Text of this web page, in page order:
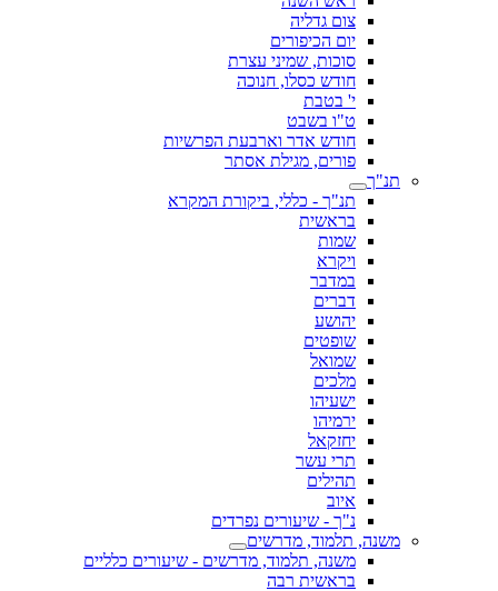
צום גדליה
יום הכיפורים
סוכות, שמיני עצרת
חודש כסלו, חנוכה
י' בטבת
ט"ו בשבט
חודש אדר וארבעת הפרשיות
פורים, מגילת אסתר
תנ"ך
תנ"ך - כללי, ביקורת המקרא
בראשית
שמות
ויקרא
במדבר
דברים
יהושע
שופטים
שמואל
מלכים
ישעיהו
ירמיהו
יחזקאל
תרי עשר
תהילים
איוב
נ"ך - שיעורים נפרדים
משנה, תלמוד, מדרשים
משנה, תלמוד, מדרשים - שיעורים כלליים
בראשית רבה